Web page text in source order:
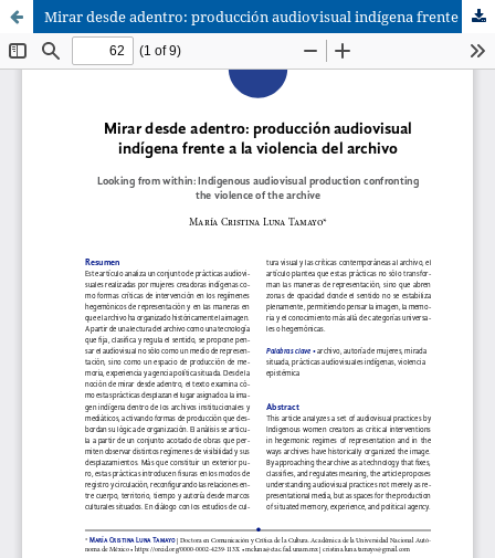
Mirar desde adentro: producción audiovisual indígena frente a la violencia del archivo